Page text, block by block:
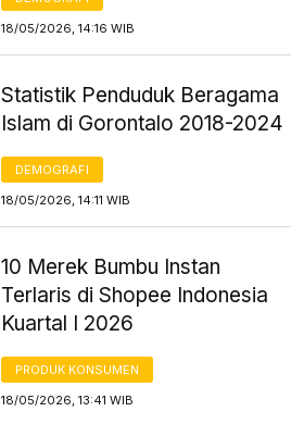
18/05/2026, 14:16 WIB
Statistik Penduduk Beragama
Islam di Gorontalo 2018-2024
DEMOGRAFI
18/05/2026, 14:11 WIB
10 Merek Bumbu Instan
Terlaris di Shopee Indonesia
Kuartal I 2026
PRODUK KONSUMEN
18/05/2026, 13:41 WIB